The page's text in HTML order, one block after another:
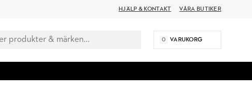
HJÄLP & KONTAKT VÅRA BUTIKER
0 VARUKORG